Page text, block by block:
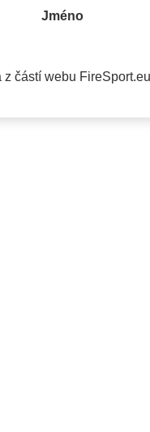
Jméno
částí webu